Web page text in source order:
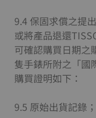
9.4 保固求償之提
或將產品退還
可確認購買日期之
隻手錶所附之「國
購買證明如下：
9.5 原始出貨記錄；